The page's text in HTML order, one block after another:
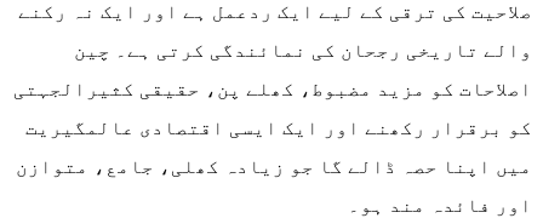
صلاحیت کی ترقی کے لیے ایک ردعمل ہے اور ایک نہ رکنے
والے تاریخی رجحان کی نمائندگی کرتی ہے۔ چین
اصلاحات کو مزید مضبوط، کھلے پن، حقیقی کثیرالجہتی
کو برقرار رکھنے اور ایک ایسی اقتصادی عالمگیریت
میں اپنا حصہ ڈالے گا جو زیادہ کھلی، جامع، متوازن
اور فائدہ مند ہو۔